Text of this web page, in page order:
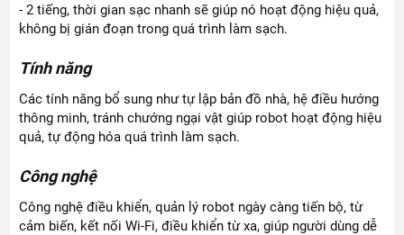
- 2 tiếng, thời gian sạc nhanh sẽ giúp nó hoạt động hiệu quả,
không bị gián đoạn trong quá trình làm sạch.
Tính năng
Các tính năng bổ sung như tự lập bản đồ nhà, hệ điều hướng
thông minh, tránh chướng ngại vật giúp robot hoạt động hiệu
quả, tự động hóa quá trình làm sạch.
Công nghệ
Công nghệ điều khiển, quản lý robot ngày càng tiến bộ, từ
cảm biến, kết nối Wi-Fi, điều khiển từ xa, giúp người dùng dễ